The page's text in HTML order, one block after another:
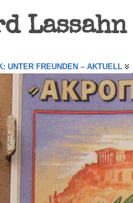
Lassahn
UNTER FREUNDEN – AKTUELL